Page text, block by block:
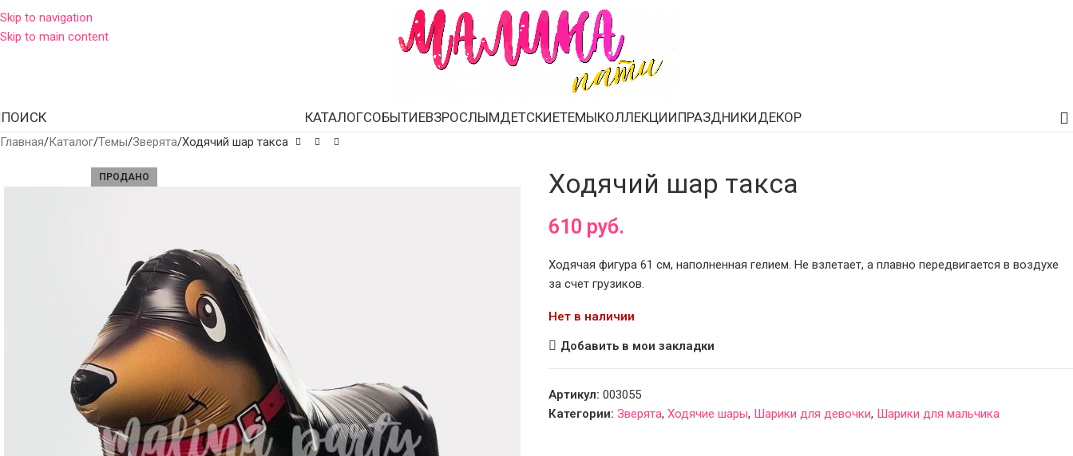
Skip to navigation
Skip to main content
ПОИСК КАТАЛОГСОБЫТИЕВЗРОСЛЫМДЕТСКИЕТЕМЫКОЛЛЕКЦИИПРАЗДНИКИДЕКОР
Главная Каталог Темы Зверята Ходячий шар такса
ПРОДАНО Ходячий шар такса
610 руб.
Ходячая фигура 61 см, наполненная гелием. Не взлетает, а плавно передвигается в воздухе
за счет грузиков.
Нет в наличии
Добавить в мои закладки
Артикул: 003055
Категории: Зверята, Ходячие шары, Шарики для девочки, Шарики для мальчика